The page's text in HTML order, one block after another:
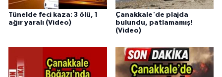
Tünelde feci kaza: 3 ölü, 1
ağır yaralı (Video)
Çanakkale'de plajda
bulundu, patlamamış!
(Video)